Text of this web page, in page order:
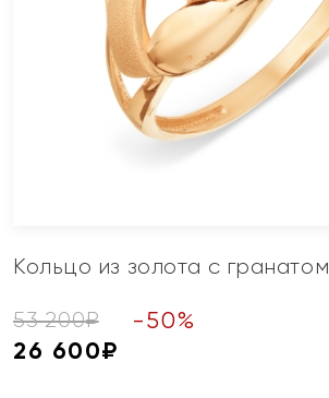
Кольцо из золота с гранатом
53 200₽ -50%
26 600₽